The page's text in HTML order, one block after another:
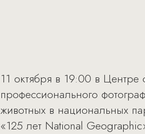
11 октября в 19:00 в Центре
профессионального
животных в национальных
«125 лет National